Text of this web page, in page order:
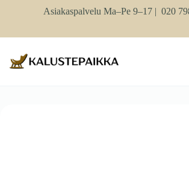
Asiakaspalvelu Ma–Pe 9–17 | 020